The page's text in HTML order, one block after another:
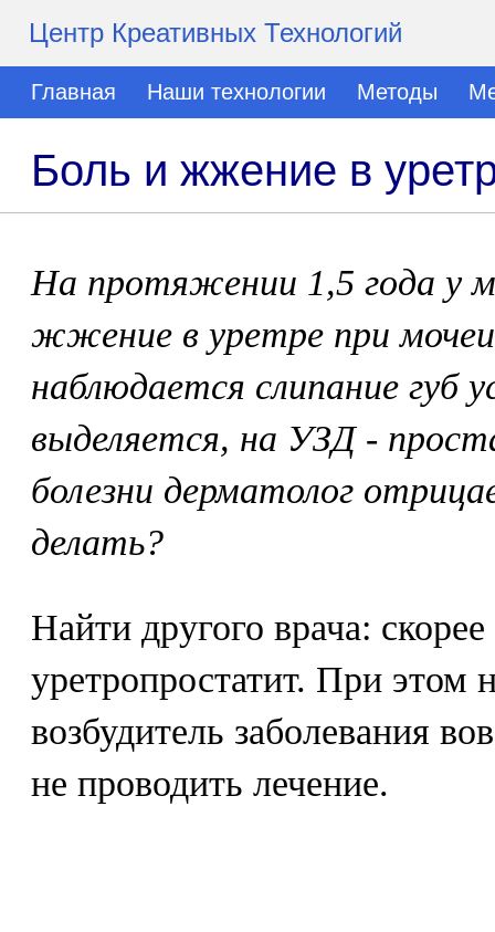
Центр Креативных Технологий
Главная Наши технологии Методы
Боль и жжение в
На протяжении 1,5 года у
жжение в уретре при
наблюдается слипание губ
выделяется, на УЗД -
болезни дерматолог
делать?
Найти другого врача:
уретропростатит. При этом
возбудитель заболевания
не проводить лечение.